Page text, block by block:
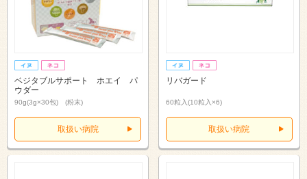
ベジタブルサポート ホエイ パ
ウダー
90g(3g×30包) (粉末)
取扱い病院
リバガード
60粒入(10粒入×6)
取扱い病院